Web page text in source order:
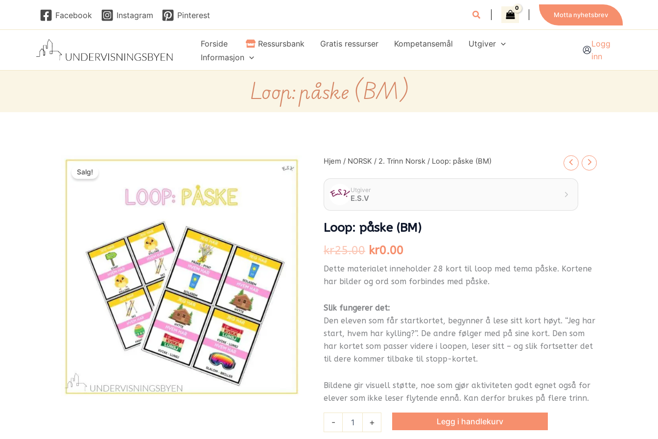
til
Facebook Instagram Pinterest Motta nyhetsbrev
Forside Ressursbank Gratis ressurser Kompetansemål
Utgiver
Informasjon
Logg
inn
Loop: påske (BM)
Salg!
Hjem / NORSK / 2. Trinn Norsk / Loop: påske (BM)
Utgiver
E.S.V
Loop: påske (BM)
kr25.00
Opprinnelig
pris
kr25.00.
kr0.00
Nåværende
pris
kr0.00.
Dette materialet inneholder 28 kort til loop med tema påske. Kortene
har bilder og ord som forbindes med påske.
Slik fungerer det:
Den eleven som får startkortet, begynner å lese sitt kort høyt. “Jeg har
start, hvem har kylling?”. De andre følger med på sine kort. Den som
har kortet som passer videre i loopen, leser sitt – og slik fortsetter det
til dere kommer tilbake til stopp-kortet.
Bildene gir visuell støtte, noe som gjør aktiviteten godt egnet også for
elever som ikke leser flytende ennå. Kan derfor brukes på flere trinn.
-
Loop:
(BM)
antall
+ Legg i handlekurv